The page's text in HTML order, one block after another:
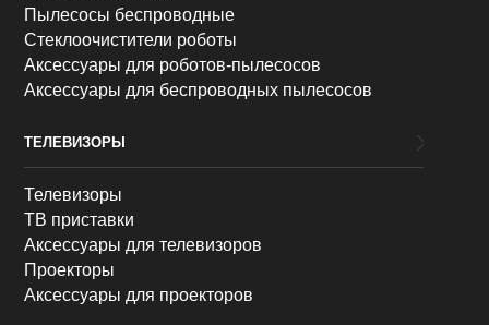
Пылесосы беспроводные
Стеклоочистители роботы
Аксессуары для роботов-пылесосов
Аксессуары для беспроводных пылесосов
ТЕЛЕВИЗОРЫ
Телевизоры
ТВ приставки
Аксессуары для телевизоров
Проекторы
Аксессуары для проекторов